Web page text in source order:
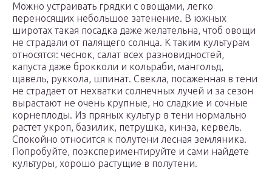
Можно устраивать грядки с овощами, легко
переносящих небольшое затенение. В южных
широтах такая посадка даже желательна, чтоб овощи
не страдали от палящего солнца. К таким культурам
относятся: чеснок, салат всех разновидностей,
капуста даже брокколи и кольраби, мангольд,
щавель, руккола, шпинат. Свекла, посаженная в тени
не страдает от нехватки солнечных лучей и за сезон
вырастают не очень крупные, но сладкие и сочные
корнеплоды. Из пряных культур в тени нормально
растет укроп, базилик, петрушка, кинза, кервель.
Спокойно относится к полутени лесная земляника.
Попробуйте, поэкспериментируйте и сами найдете
культуры, хорошо растущие в полутени.